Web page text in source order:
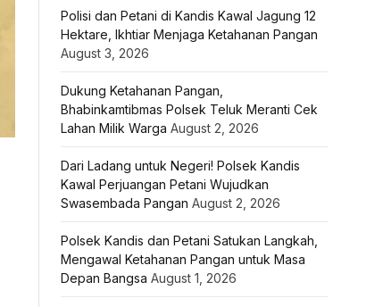
Polisi dan Petani di Kandis Kawal Jagung 12
Hektare, Ikhtiar Menjaga Ketahanan Pangan
August 3, 2026
Dukung Ketahanan Pangan,
Bhabinkamtibmas Polsek Teluk Meranti Cek
Lahan Milik Warga August 2, 2026
Dari Ladang untuk Negeri! Polsek Kandis
Kawal Perjuangan Petani Wujudkan
Swasembada Pangan August 2, 2026
Polsek Kandis dan Petani Satukan Langkah,
Mengawal Ketahanan Pangan untuk Masa
Depan Bangsa August 1, 2026